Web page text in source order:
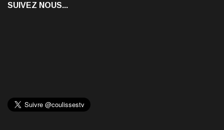
SUIVEZ NOUS...